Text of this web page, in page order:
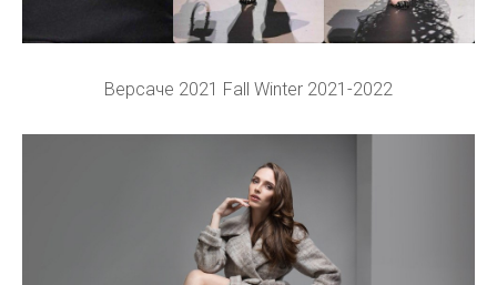
Версаче 2021 Fall Winter 2021-2022